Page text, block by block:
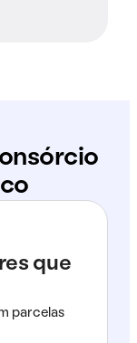
que
parcelas